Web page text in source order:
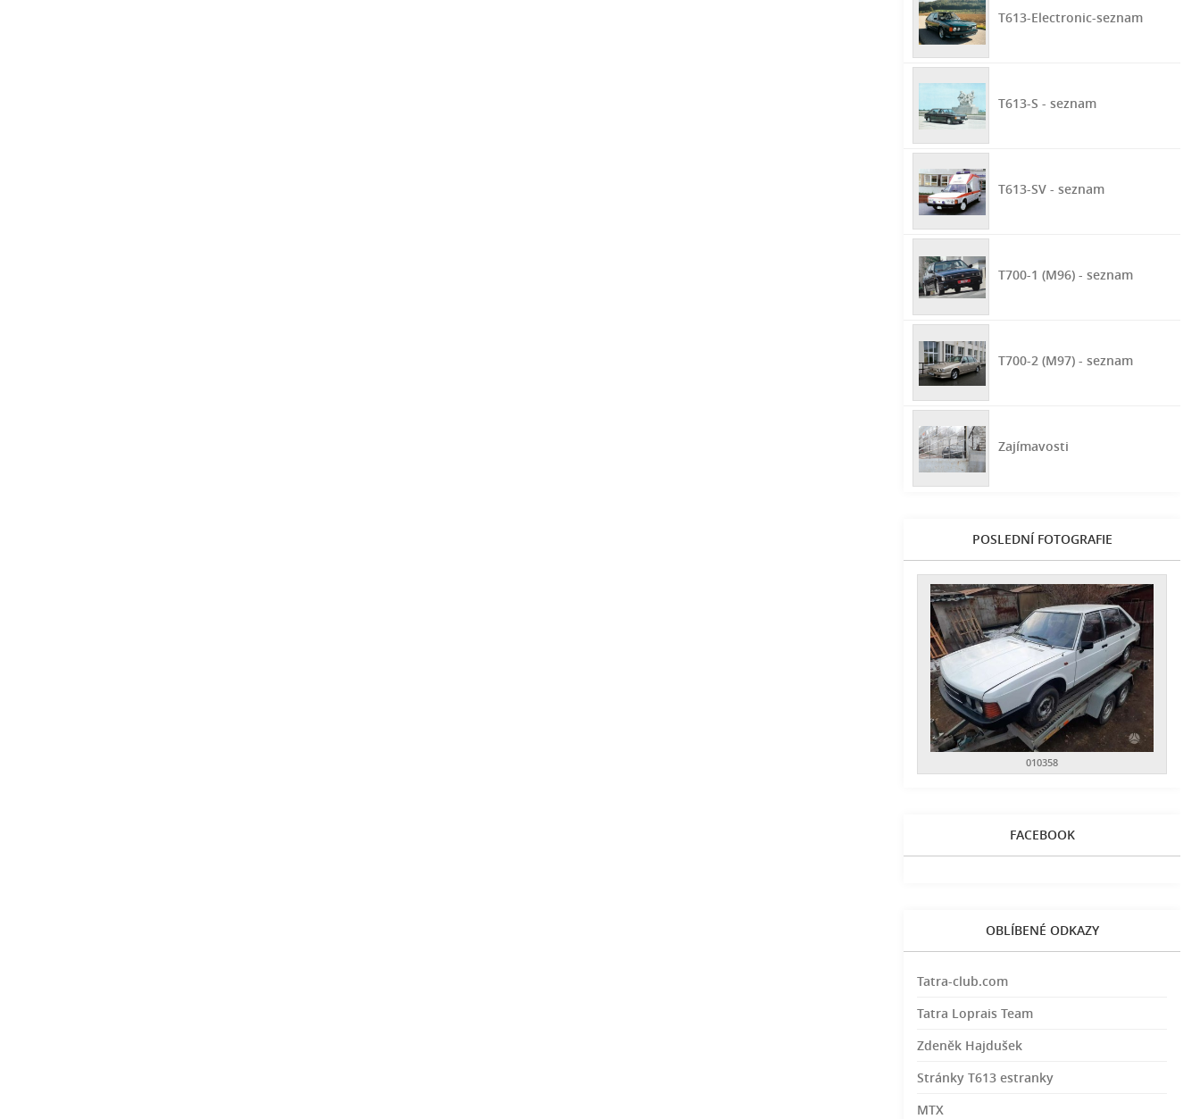
T613-Electronic-seznam
T613-S - seznam
T613-SV - seznam
T700-1 (M96) - seznam
T700-2 (M97) - seznam
Zajímavosti
POSLEDNÍ FOTOGRAFIE
010358
FACEBOOK
OBLÍBENÉ ODKAZY
Tatra-club.com
Tatra Loprais Team
Zdeněk Hajdušek
Stránky T613 estranky
MTX